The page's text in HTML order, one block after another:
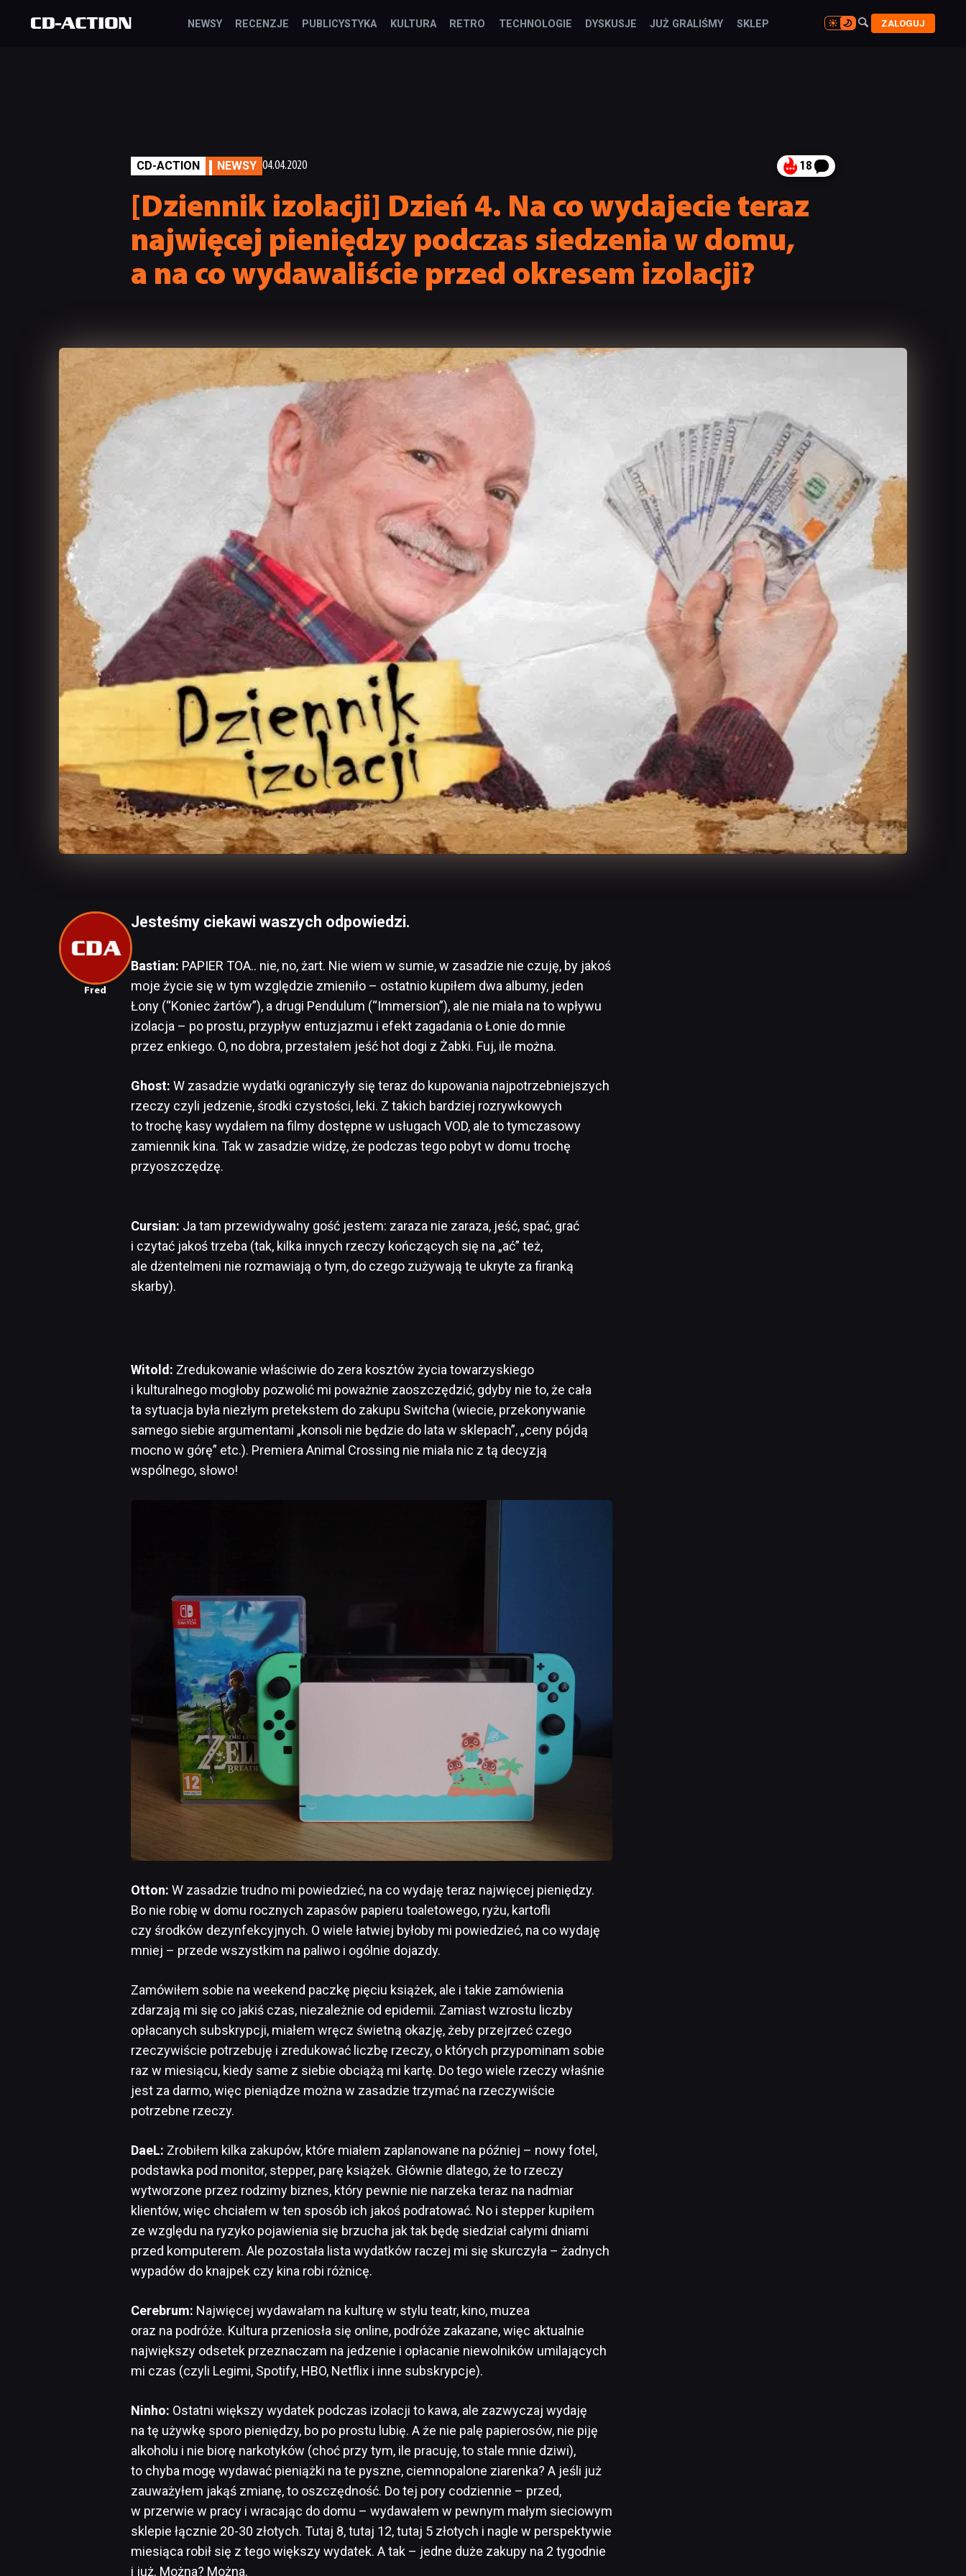
NEWSY RECENZJE PUBLICYSTYKA KULTURA RETRO TECHNOLOGIE DYSKUSJE JUŻ GRALIŚMY SKLEP 
 ZALOGUJ
CD-ACTION NEWSY 04.04.2020 18
[Dziennik izolacji] Dzień 4. Na co wydajecie teraz
najwięcej pieniędzy podczas siedzenia w domu,
a na co wydawaliście przed okresem izolacji?
Fred
Jesteśmy ciekawi waszych odpowiedzi.
Bastian: PAPIER TOA.. nie, no, żart. Nie wiem w sumie, w zasadzie nie czuję, by jakoś
moje życie się w tym względzie zmieniło – ostatnio kupiłem dwa albumy, jeden
Łony (“Koniec żartów”), a drugi Pendulum (“Immersion”), ale nie miała na to wpływu
izolacja – po prostu, przypływ entuzjazmu i efekt zagadania o Łonie do mnie
przez enkiego. O, no dobra, przestałem jeść hot dogi z Żabki. Fuj, ile można.
Ghost: W zasadzie wydatki ograniczyły się teraz do kupowania najpotrzebniejszych
rzeczy czyli jedzenie, środki czystości, leki. Z takich bardziej rozrywkowych
to trochę kasy wydałem na filmy dostępne w usługach VOD, ale to tymczasowy
zamiennik kina. Tak w zasadzie widzę, że podczas tego pobyt w domu trochę
przyoszczędzę.
Cursian: Ja tam przewidywalny gość jestem: zaraza nie zaraza, jeść, spać, grać
i czytać jakoś trzeba (tak, kilka innych rzeczy kończących się na „ać” też,
ale dżentelmeni nie rozmawiają o tym, do czego zużywają te ukryte za firanką
skarby).
Witold: Zredukowanie właściwie do zera kosztów życia towarzyskiego
i kulturalnego mogłoby pozwolić mi poważnie zaoszczędzić, gdyby nie to, że cała
ta sytuacja była niezłym pretekstem do zakupu Switcha (wiecie, przekonywanie
samego siebie argumentami „konsoli nie będzie do lata w sklepach”, „ceny pójdą
mocno w górę” etc.). Premiera Animal Crossing nie miała nic z tą decyzją
wspólnego, słowo!
Otton: W zasadzie trudno mi powiedzieć, na co wydaję teraz najwięcej pieniędzy.
Bo nie robię w domu rocznych zapasów papieru toaletowego, ryżu, kartofli
czy środków dezynfekcyjnych. O wiele łatwiej byłoby mi powiedzieć, na co wydaję
mniej – przede wszystkim na paliwo i ogólnie dojazdy.
Zamówiłem sobie na weekend paczkę pięciu książek, ale i takie zamówienia
zdarzają mi się co jakiś czas, niezależnie od epidemii. Zamiast wzrostu liczby
opłacanych subskrypcji, miałem wręcz świetną okazję, żeby przejrzeć czego
rzeczywiście potrzebuję i zredukować liczbę rzeczy, o których przypominam sobie
raz w miesiącu, kiedy same z siebie obciążą mi kartę. Do tego wiele rzeczy właśnie
jest za darmo, więc pieniądze można w zasadzie trzymać na rzeczywiście
potrzebne rzeczy.
DaeL: Zrobiłem kilka zakupów, które miałem zaplanowane na później – nowy fotel,
podstawka pod monitor, stepper, parę książek. Głównie dlatego, że to rzeczy
wytworzone przez rodzimy biznes, który pewnie nie narzeka teraz na nadmiar
klientów, więc chciałem w ten sposób ich jakoś podratować. No i stepper kupiłem
ze względu na ryzyko pojawienia się brzucha jak tak będę siedział całymi dniami
przed komputerem. Ale pozostała lista wydatków raczej mi się skurczyła – żadnych
wypadów do knajpek czy kina robi różnicę.
Cerebrum: Najwięcej wydawałam na kulturę w stylu teatr, kino, muzea
oraz na podróże. Kultura przeniosła się online, podróże zakazane, więc aktualnie
największy odsetek przeznaczam na jedzenie i opłacanie niewolników umilających
mi czas (czyli Legimi, Spotify, HBO, Netflix i inne subskrypcje).
Ninho: Ostatni większy wydatek podczas izolacji to kawa, ale zazwyczaj wydaję
na tę używkę sporo pieniędzy, bo po prostu lubię. A że nie palę papierosów, nie piję
alkoholu i nie biorę narkotyków (choć przy tym, ile pracuję, to stale mnie dziwi),
to chyba mogę wydawać pieniążki na te pyszne, ciemnopalone ziarenka? A jeśli już
zauważyłem jakąś zmianę, to oszczędność. Do tej pory codziennie – przed,
w przerwie w pracy i wracając do domu – wydawałem w pewnym małym sieciowym
sklepie łącznie 20-30 złotych. Tutaj 8, tutaj 12, tutaj 5 złotych i nagle w perspektywie
miesiąca robił się z tego większy wydatek. A tak – jedne duże zakupy na 2 tygodnie
i już. Można? Można.